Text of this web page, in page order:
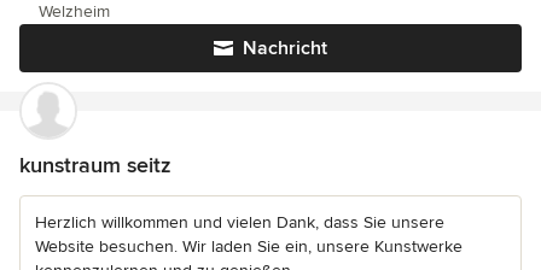
Nachricht
Welzheim
kunstraum seitz
Herzlich willkommen und vielen Dank, dass Sie unsere
Website besuchen. Wir laden Sie ein, unsere Kunstwerke